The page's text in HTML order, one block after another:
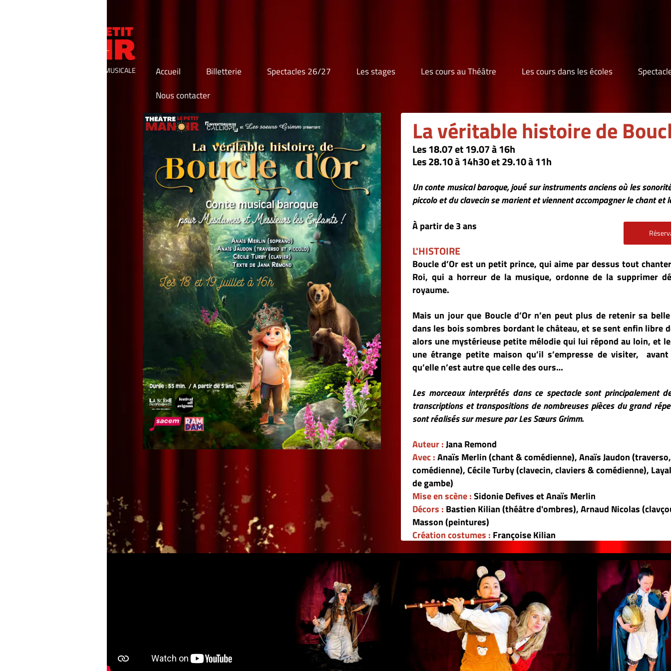
Billetterie Spectacles 26/27 Les stages Les cours au Théâtre Les cours dans les écoles Spectacles amateurs
Le lieu
La véritable histoire de Boucle d'Or
Les 18.07 et 19.07 à 16h
Les 28.10 à 14h30 et 29.10 à 11h
Un conte musical baroque, joué sur instruments anciens où les sonorités du traverso, du
piccolo et du clavecin se marient et viennent accompagner le chant et la comédie.
À partir de 3 ans
L'HISTOIRE
Boucle d’Or est un petit prince, qui aime par dessus tout chanter. Or, son père le
Roi, qui a horreur de la musique, ordonne de la supprimer définitivement du
royaume.
Mais un jour que Boucle d’Or n’en peut plus de retenir sa belle voix, il s’enfuit
dans les bois sombres bordant le château, et se sent enfin libre de chanter. Il suit
alors une mystérieuse petite mélodie qui lui répond au loin, et le mènera jusqu’à
une étrange petite maison qu’il s’empresse de visiter, avant de comprendre
qu’elle n’est autre que celle des ours…
Les morceaux interprétés dans ce spectacle sont principalement des arrangements,
transcriptions et transpositions de nombreuses pièces du grand répertoire baroque et
sont réalisés sur mesure par Les Sœurs Grimm.
Auteur :Jana Remond
Anaïs Merlin (chant & comédienne),Anaïs Jaudon (traverso, piccolo &
Cécile Turby (clavecin, claviers & comédienne),Layal Ramadan (viole
de gambe)
Mise en scène :
Sidonie Defives et Anaïs Merlin
Bastien Kilian (théâtre d'ombres), Arnaud Nicolas (clavçours) et Maëlle
Masson (peintures)
Création costumes :
Françoise Kilian